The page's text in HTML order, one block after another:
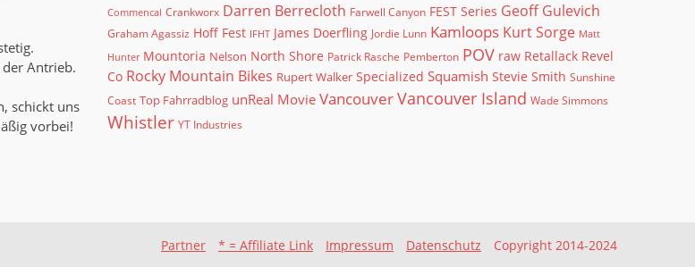
Antrieb.
schickt uns
vorbei!
Commencal Crankworx Darren Berrecloth Farwell Canyon FEST Series Geoff Gulevich
Graham Agassiz Hoff Fest IFHT James Doerfling Jordie Lunn Kamloops Kurt Sorge Matt
Hunter Mountoria Nelson North Shore Patrick Rasche Pemberton POV raw Retallack Revel
Co Rocky Mountain Bikes Rupert Walker Specialized Squamish Stevie Smith Sunshine
Coast Top Fahrradblog unReal Movie VancouverVancouver Island Wade Simmons
Whistler YT Industries
Partner * = Affiliate Link Impressum Datenschutz Copyright 2014-2024